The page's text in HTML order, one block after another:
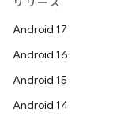
Android 17
Android 16
Android 15
Android 14